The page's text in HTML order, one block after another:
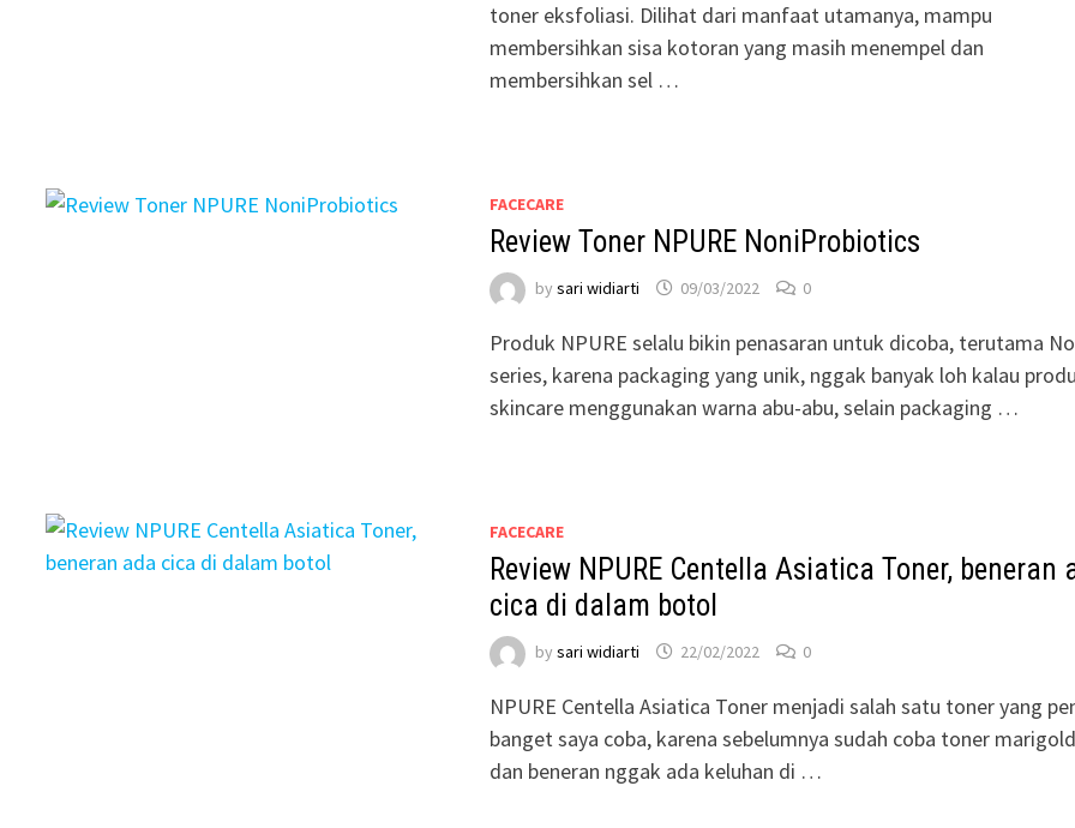
toner eksfoliasi. Dilihat dari manfaat utamanya, mampu
membersihkan sisa kotoran yang masih menempel dan
membersihkan sel …
FACECARE
Review Toner NPURE NoniProbiotics
by sari widiarti 09/03/2022 0
Produk NPURE selalu bikin penasaran untuk dicoba, terutama
series, karena packaging yang unik, nggak banyak loh kalau
skincare menggunakan warna abu-abu, selain packaging …
FACECARE
Review NPURE Centella Asiatica Toner, beneran
cica di dalam botol
by sari widiarti 22/02/2022 0
NPURE Centella Asiatica Toner menjadi salah satu toner yang
banget saya coba, karena sebelumnya sudah coba toner
dan beneran nggak ada keluhan di …